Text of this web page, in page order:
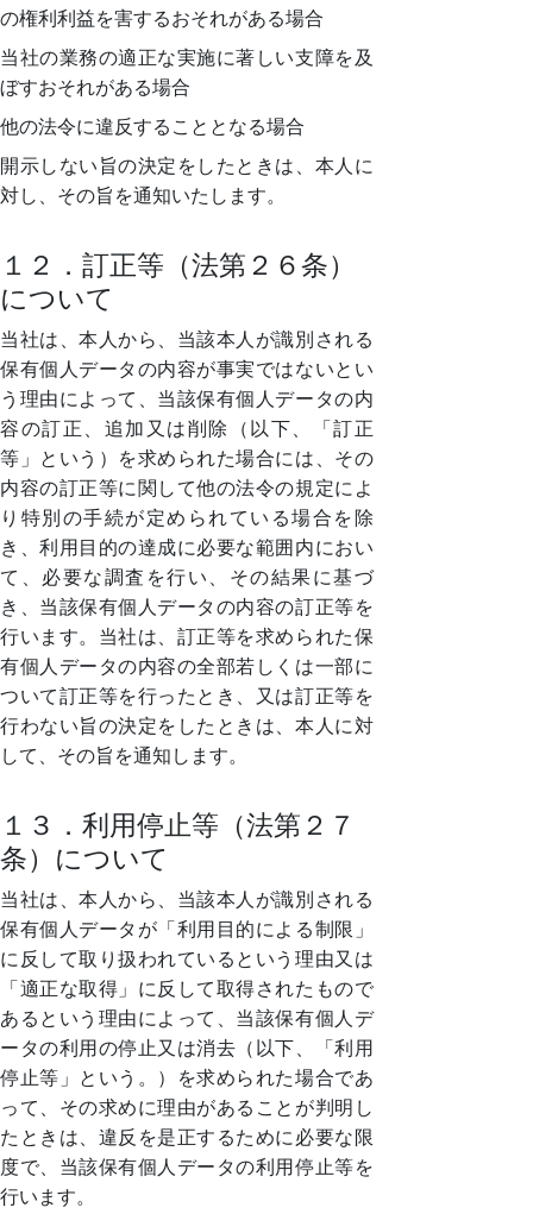
の権利利益を害するおそれがある場合
当社の業務の適正な実施に著しい支障を及
ぼすおそれがある場合
他の法令に違反することとなる場合
開示しない旨の決定をしたときは、本人に
対し、その旨を通知いたします。
１２．訂正等（法第２６条）
について
当社は、本人から、当該本人が識別される
保有個人データの内容が事実ではないとい
う理由によって、当該保有個人データの内
容の訂正、追加又は削除（以下、「訂正
等」という）を求められた場合には、その
内容の訂正等に関して他の法令の規定によ
り特別の手続が定められている場合を除
き、利用目的の達成に必要な範囲内におい
て、必要な調査を行い、その結果に基づ
き、当該保有個人データの内容の訂正等を
行います。当社は、訂正等を求められた保
有個人データの内容の全部若しくは一部に
ついて訂正等を行ったとき、又は訂正等を
行わない旨の決定をしたときは、本人に対
して、その旨を通知します。
１３．利用停止等（法第２７
条）について
当社は、本人から、当該本人が識別される
保有個人データが「利用目的による制限」
に反して取り扱われているという理由又は
「適正な取得」に反して取得されたもので
あるという理由によって、当該保有個人デ
ータの利用の停止又は消去（以下、「利用
停止等」という。）を求められた場合であ
って、その求めに理由があることが判明し
たときは、違反を是正するために必要な限
度で、当該保有個人データの利用停止等を
行います。